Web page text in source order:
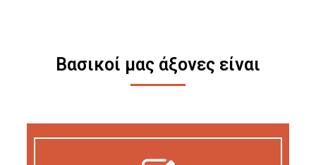
Βασικοί μας άξονες είναι